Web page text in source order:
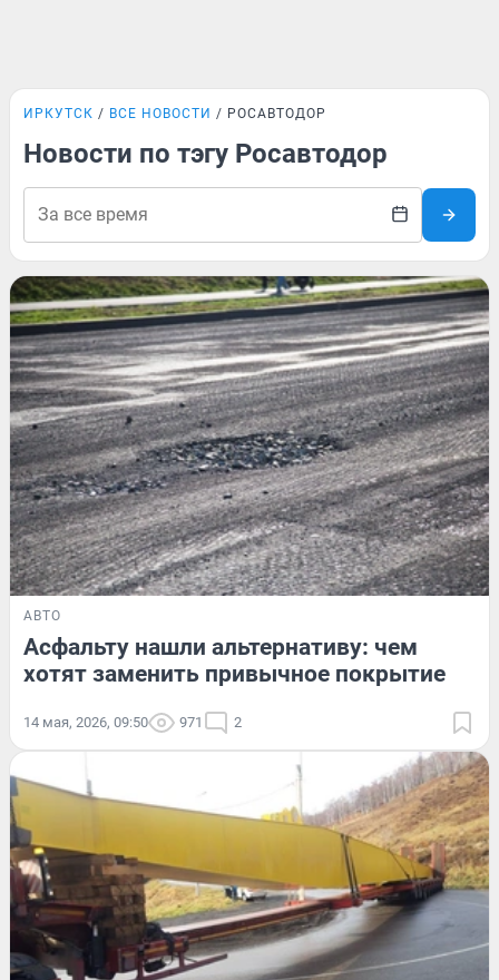
ИРКУТСК ВСЕ НОВОСТИ РОСАВТОДОР
Новости по тэгу Росавтодор
АВТО
Асфальту нашли альтернативу: чем
хотят заменить привычное покрытие
14 мая, 2026, 09:50 971 2